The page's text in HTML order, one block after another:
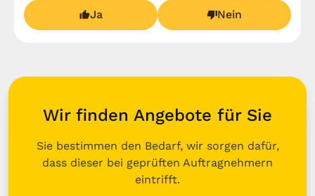
Ja Nein
Wir finden Angebote für Sie
Sie bestimmen den Bedarf, wir sorgen dafür,
dass dieser bei geprüften Auftragnehmern
eintrifft.